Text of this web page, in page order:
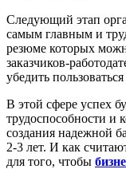
Следующий этап
самым главным и
резюме которых
заказчиков-
убедить
В этой сфере успех
трудоспособности и
создания надежной
2-3 лет. И как
для того, чтобы